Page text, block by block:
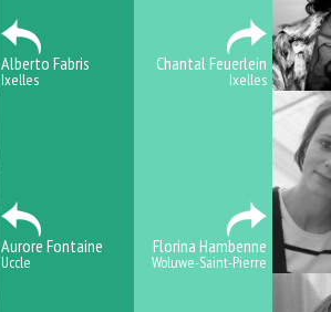
Alberto Fabris
Ixelles
Chantal Feuerlein
Ixelles
Aurore Fontaine
Uccle
Florina Hambenne
Woluwe-Saint-Pierre